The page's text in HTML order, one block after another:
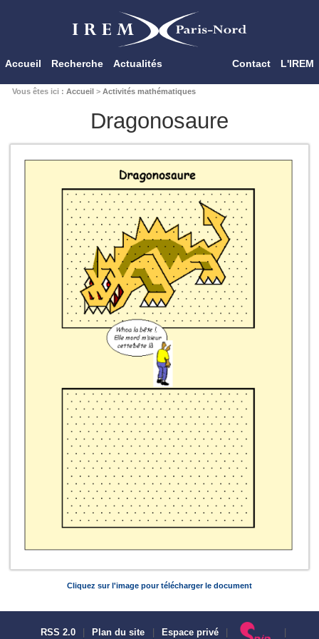
Accueil Recherche Actualités Contact L'IREM
Vous êtes ici : Accueil> Activités mathématiques
Dragonosaure
Cliquez sur l'image pour télécharger le document
RSS 2.0 Plan du site Espace privé